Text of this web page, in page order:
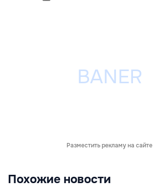
Разместить рекламу на сайте
Похожие новости